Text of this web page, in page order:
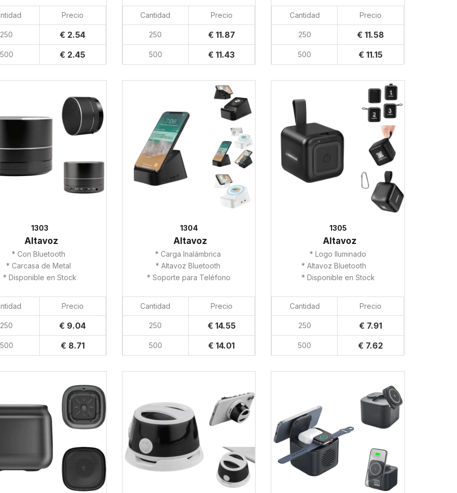
Precio
250 € 2.54
500 € 2.45
Cantidad Precio
250 € 11.87
500 € 11.43
Cantidad Precio
250 € 11.58
500 € 11.15
1303
Altavoz
* Con Bluetooth
* Carcasa de Metal
* Disponible en Stock
Precio
250 € 9.04
500 € 8.71
1304
Altavoz
* Carga Inalámbrica
* Altavoz Bluetooth
* Soporte para Teléfono
Cantidad Precio
250 € 14.55
500 € 14.01
1305
Altavoz
* Logo Iluminado
* Altavoz Bluetooth
* Disponible en Stock
Cantidad Precio
250 € 7.91
500 € 7.62